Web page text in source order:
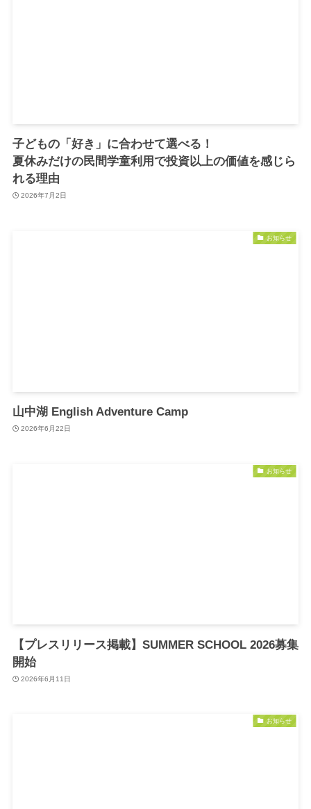
子どもの「好き」に合わせて選べる！
夏休みだけの民間学童利用で投資以上の価値を感じら
れる理由
2026年7月2日
お知らせ
山中湖 English Adventure Camp
2026年6月22日
お知らせ
【プレスリリース掲載】SUMMER SCHOOL 2026募集
開始
2026年6月11日
お知らせ